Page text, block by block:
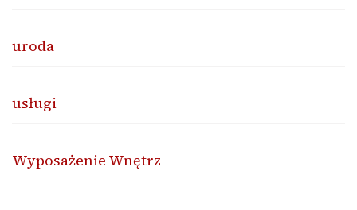
uroda
usługi
Wyposażenie Wnętrz